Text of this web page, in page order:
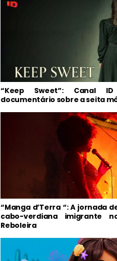
“Keep Sweet”: Canal
documentário sobre a seita
“Manga d’Terra “: A jornada
cabo-verdiana imigrante
Reboleira